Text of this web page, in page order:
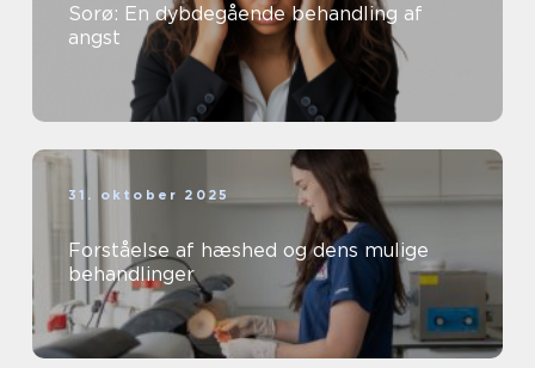
Sorø: En dybdegående behandling af
angst
31. oktober 2025
Forståelse af hæshed og dens mulige
behandlinger